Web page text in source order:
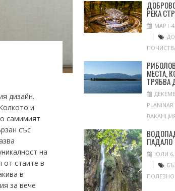
дизайн.
и
самимият
със
на
от стаите в
в
за вече
РЕКА
МАРТ
МЕСТА,
ТРЯБВА
PLANINAR
ПАДАЛО
ЮЛИ 6,
ПОЛЕЗНО